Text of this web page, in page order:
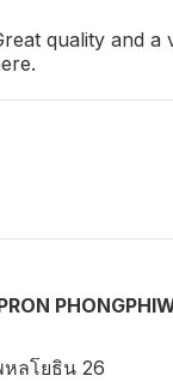
quality and a
ลโยธิน 26